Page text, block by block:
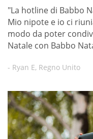
"La hotline di Babbo
Mio nipote e io ci
modo da poter
Natale con Babbo
- Ryan E, Regno Unito